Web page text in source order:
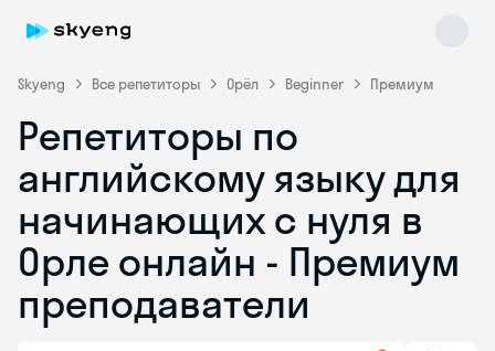
Skyeng Все репетиторы Орёл Beginner Премиум
Репетиторы по
английскому языку для
начинающих с нуля в
Орле онлайн - Премиум
преподаватели
online